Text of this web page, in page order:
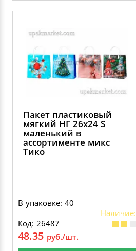
Пакет пластиковый
мягкий НГ 26х24 S
маленький в
ассортименте микс
Тико
В упаковке: 40
Наличие:
Код: 26487
48.35 руб./шт.